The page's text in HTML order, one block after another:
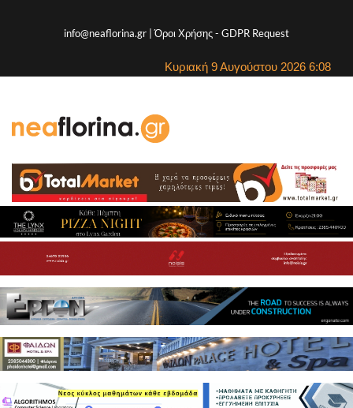
info@neaflorina.gr |Όροι Χρήσης- GDPR Request
Κυριακή 9 Αυγούστου 2026 6:08